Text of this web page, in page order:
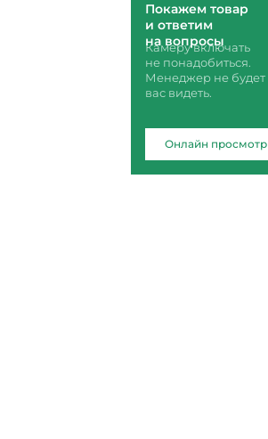
Покажем товар
и ответим
на вопросы
Камеру включать
не понадобиться.
Менеджер не будет
вас видеть.
Онлайн просмотр